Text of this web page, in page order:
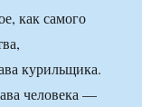
как самого
курильщика.
человека —